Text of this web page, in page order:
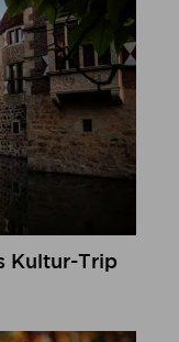
Kultur-Trip